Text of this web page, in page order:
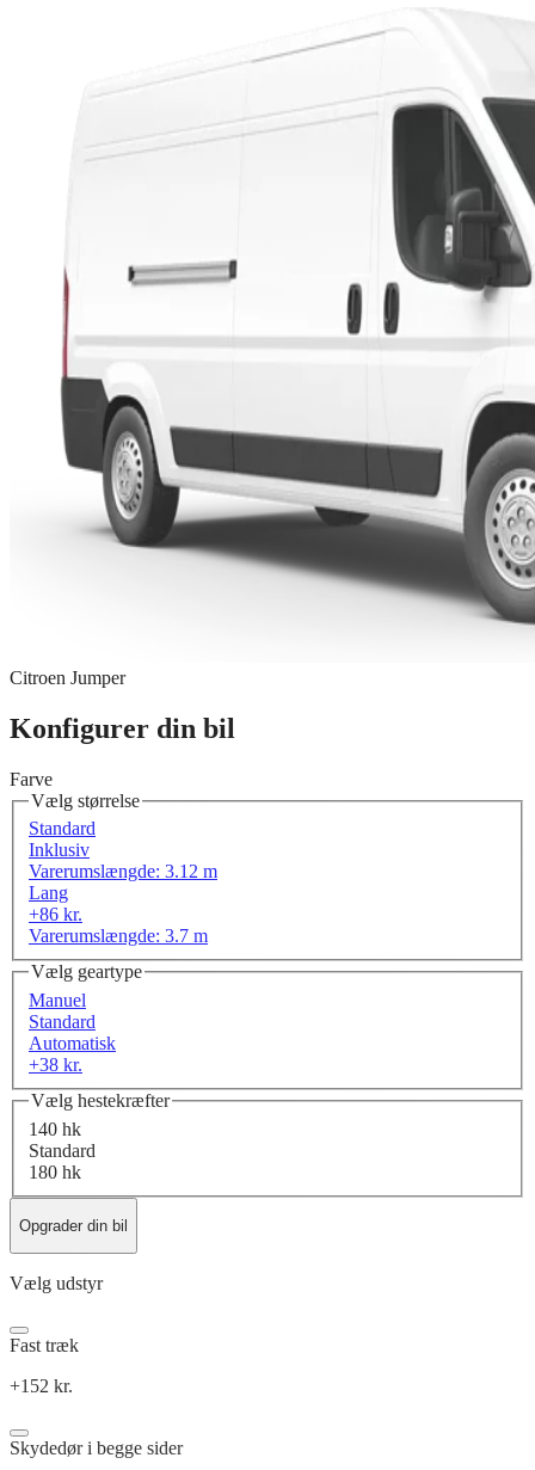
Citroen Jumper
Konfigurer din bil
Farve
Vælg størrelse
Standard
Inklusiv
Varerumslængde: 3.12 m
Lang
+86 kr.
Varerumslængde: 3.7 m
Vælg geartype
Manuel
Standard
Automatisk
+38 kr.
Vælg hestekræfter
140 hk
Standard
180 hk
Opgrader din bil
Vælg udstyr
Fast træk
+152 kr.
Skydedør i begge sider